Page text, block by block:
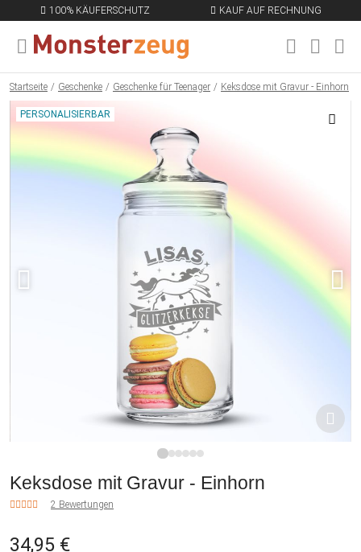
100% KÄUFERSCHUTZ KAUF AUF RECHNUNG
MENÜ SCHLIESSEN
Startseite Geschenke Geschenke für Teenager Keksdose mit Gravur - Einhorn
PERSONALISIERBAR
Keksdose mit Gravur - Einhorn
2 Bewertungen
34,95 €